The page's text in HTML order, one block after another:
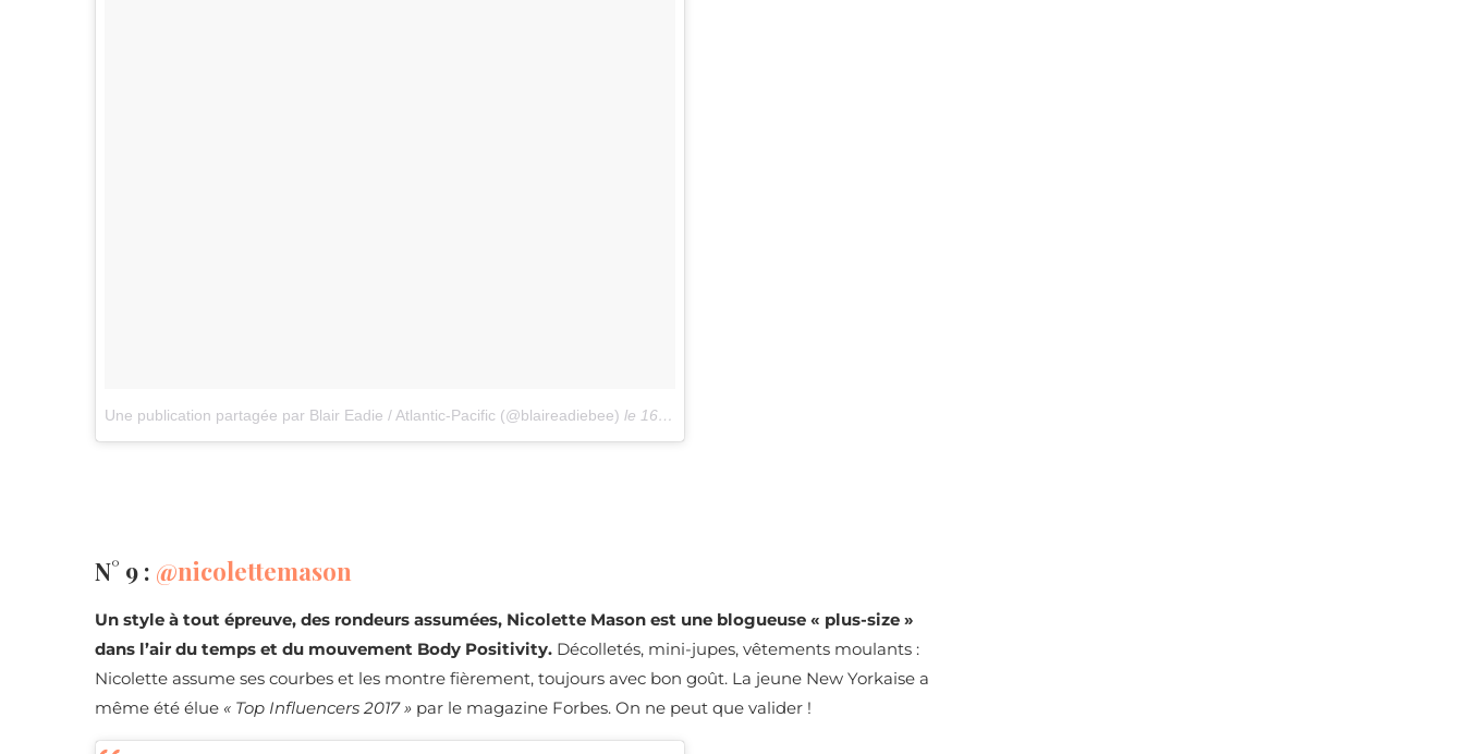
Une publication partagée par Blair Eadie / Atlantic-Pacific (@blaireadiebee) le 16 Nov. 2018 à 11 :01 PST
N° 9 : @nicolettemason
Un style à tout épreuve, des rondeurs assumées, Nicolette Mason est une blogueuse « plus-size »
dans l’air du temps et du mouvement Body Positivity. Décolletés, mini-jupes, vêtements moulants :
Nicolette assume ses courbes et les montre fièrement, toujours avec bon goût. La jeune New Yorkaise a
même été élue « Top Influencers 2017 » par le magazine Forbes. On ne peut que valider !